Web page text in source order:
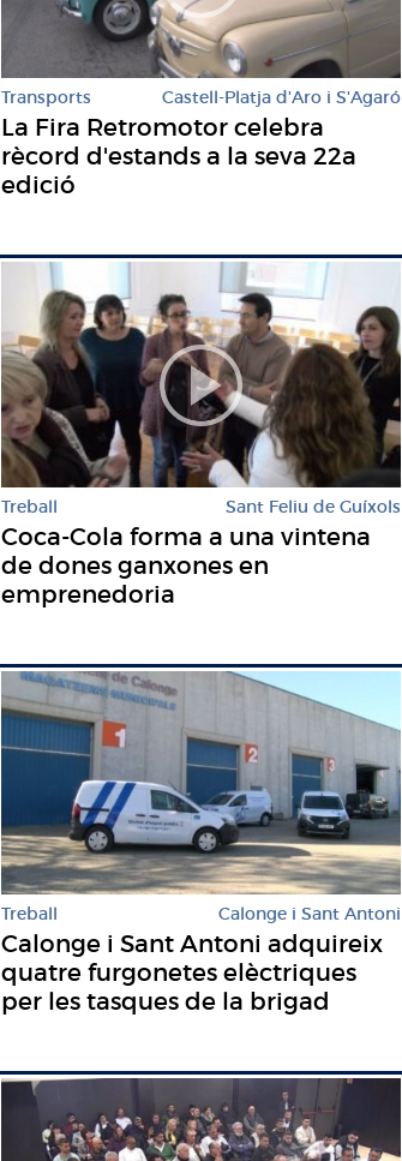
Transports Castell-Platja d'Aro i S'Agaró
La Fira Retromotor celebra
rècord d'estands a la seva 22a
edició
Treball Sant Feliu de Guíxols
Coca-Cola forma a una vintena
de dones ganxones en
emprenedoria
Treball Calonge i Sant Antoni
Calonge i Sant Antoni adquireix
quatre furgonetes elèctriques
per les tasques de la brigad